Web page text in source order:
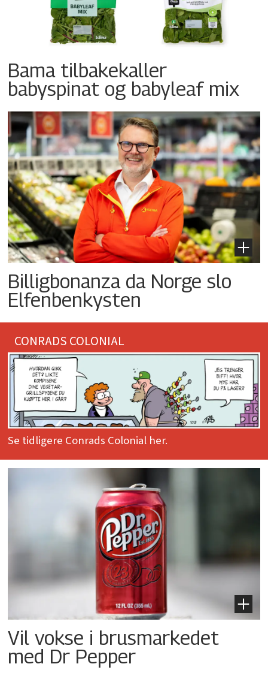
Bama tilbakekaller
babyspinat og babyleaf mix
Billigbonanza da Norge slo
Elfenbenkysten
CONRADS COLONIAL
Se tidligere Conrads Colonial her.
Vil vokse i brusmarkedet
med Dr Pepper